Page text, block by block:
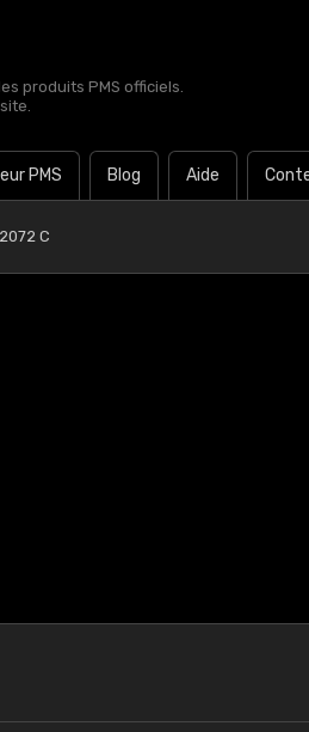
produits PMS officiels.
PMS Blog Aide
C